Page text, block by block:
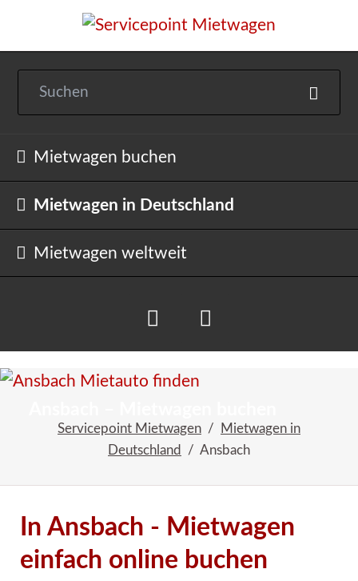
Navigation
Mietwagen buchen
Mietwagen in Deutschland
Mietwagen weltweit
Servicepoint Mietwagen
Mietwagen in
Deutschland
Ansbach
In Ansbach - Mietwagen
einfach online buchen